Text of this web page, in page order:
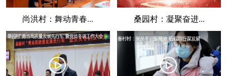
尚洪村：舞动青春... 桑园村：凝聚奋进...
󰀛 󰀛